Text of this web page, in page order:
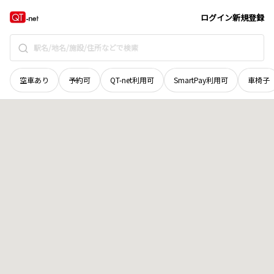
ログイン新規登録
空車あり 予約可 QT-net利用可 SmartPay利用可 車椅子
北海道